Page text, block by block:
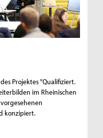
Projektes "Qualifiziert.
im Rheinischen
vorgesehenen
konzipiert.